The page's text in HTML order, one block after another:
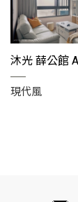
現代風